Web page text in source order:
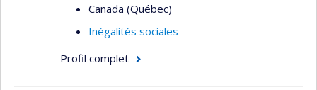
Canada (Québec)
Inégalités sociales
Profil complet